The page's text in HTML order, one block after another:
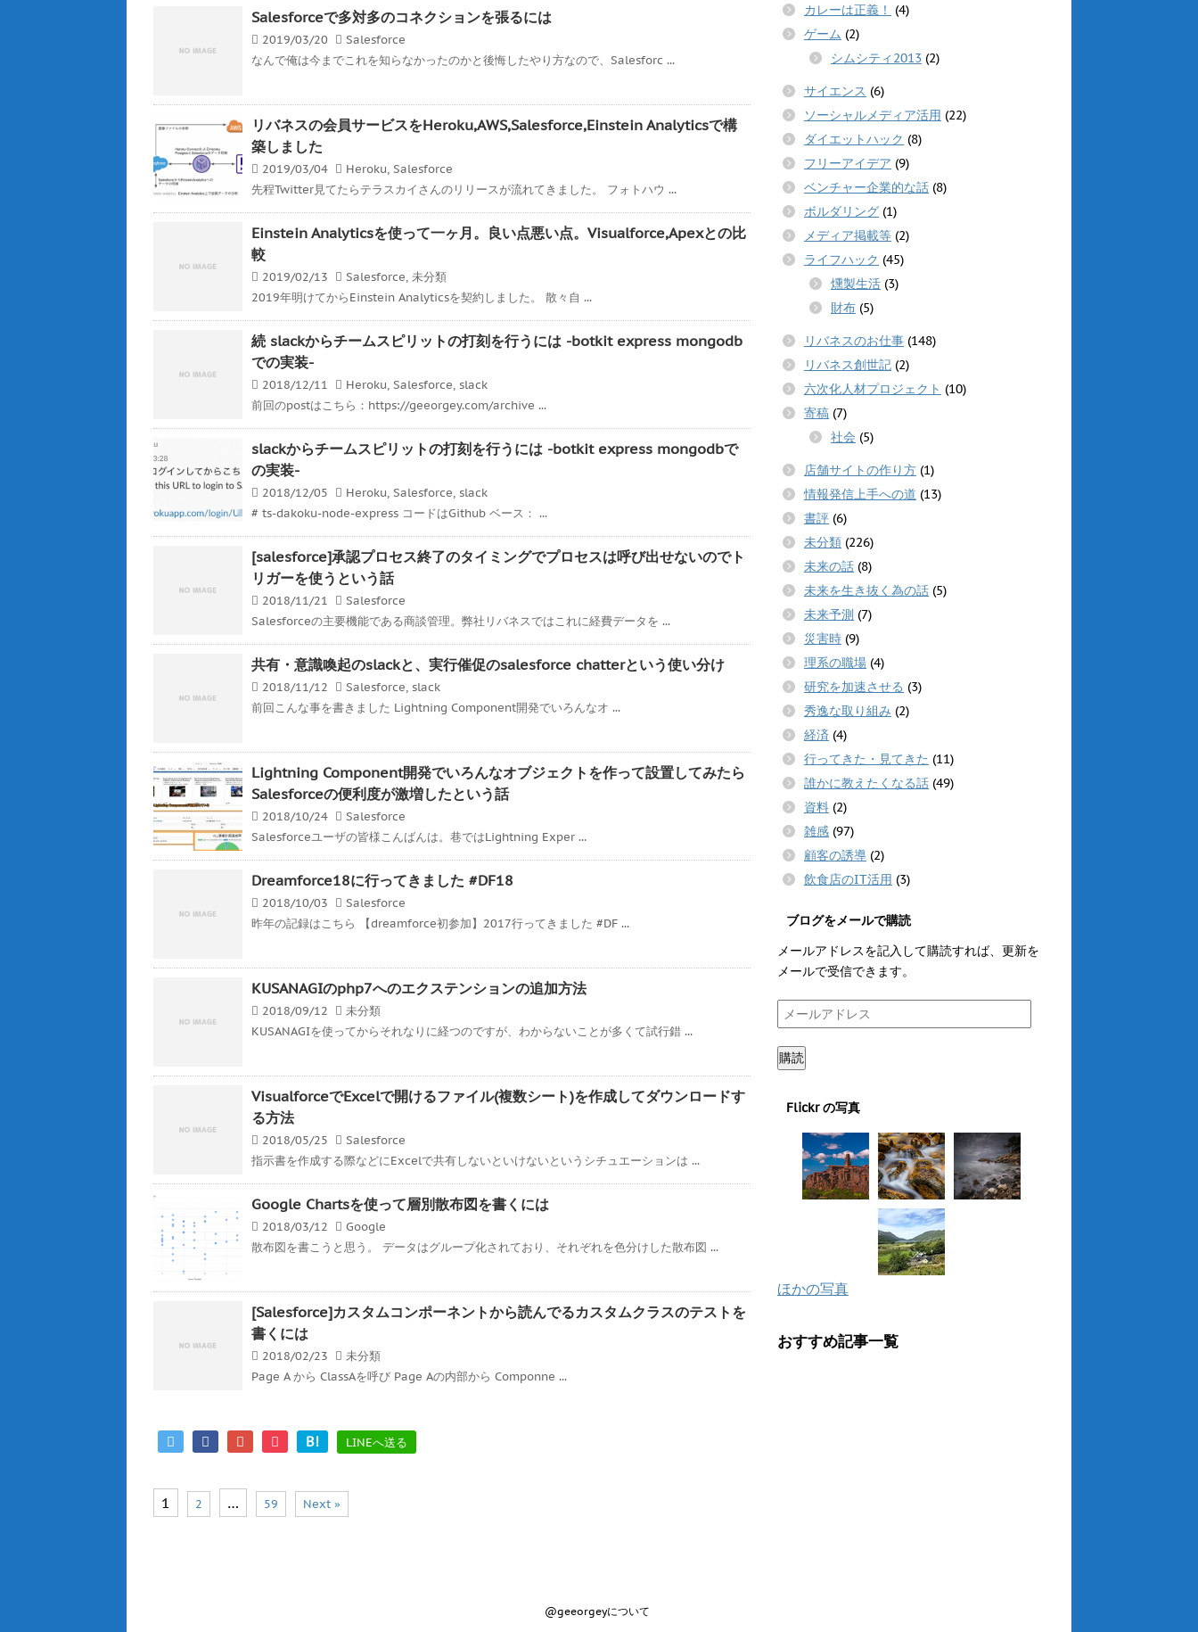
Salesforceで多対多のコネクションを張るには
2019/03/20
Salesforce
なんで俺は今までこれを知らなかったのかと後悔したやり方なので、Salesforc ...
リバネスの会員サービスをHeroku,AWS,Salesforce,Einstein Analyticsで構
築しました
2019/03/04 Heroku, Salesforce
先程Twitter見てたらテラスカイさんのリリースが流れてきました。 フォトハウ ...
Einstein Analyticsを使って一ヶ月。良い点悪い点。Visualforce,Apexとの比
較
2019/02/13 Salesforce, 未分類
2019年明けてからEinstein Analyticsを契約しました。 散々自 ...
続 slackからチームスピリットの打刻を行うには -botkit express mongodb
での実装-
2018/12/11 Heroku, Salesforce, slack
前回のpostはこちら：https://geeorgey.com/archive ...
slackからチームスピリットの打刻を行うには -botkit express mongodbで
の実装-
2018/12/05 Heroku, Salesforce, slack
# ts-dakoku-node-express コードはGithub ベース： ...
[salesforce]承認プロセス終了のタイミングでプロセスは呼び出せないのでト
リガーを使うという話
2018/11/21
Salesforce
Salesforceの主要機能である商談管理。弊社リバネスではこれに経費データを ...
共有・意識喚起のslackと、実行催促のsalesforce chatterという使い分け
2018/11/12 Salesforce, slack
前回こんな事を書きました Lightning Component開発でいろんなオ ...
Lightning Component開発でいろんなオブジェクトを作って設置してみたら
Salesforceの便利度が激増したという話
2018/10/24
Salesforce
Salesforceユーザの皆様こんばんは。巷ではLightning Exper ...
Dreamforce18に行ってきました #DF18
2018/10/03
Salesforce
昨年の記録はこちら 【dreamforce初参加】2017行ってきました #DF ...
KUSANAGIのphp7へのエクステンションの追加方法
2018/09/12
未分類
KUSANAGIを使ってからそれなりに経つのですが、わからないことが多くて試行錯 ...
VisualforceでExcelで開けるファイル(複数シート)を作成してダウンロードす
る方法
2018/05/25
Salesforce
指示書を作成する際などにExcelで共有しないといけないというシチュエーションは ...
Google Chartsを使って層別散布図を書くには
2018/03/12
Google
散布図を書こうと思う。 データはグループ化されており、それぞれを色分けした散布図 ...
[Salesforce]カスタムコンポーネントから読んでるカスタムクラスのテストを
書くには
2018/02/23
未分類
Page A から ClassAを呼び Page Aの内部から Componne ...
B! LINEへ送る
1 2 … 59 Next »
カレーは正義！
(4)
ゲーム (2)
シムシティ2013 (2)
サイエンス (6)
ソーシャルメディア活用 (22)
ダイエットハック (8)
フリーアイデア (9)
ベンチャー企業的な話 (8)
ボルダリング (1)
メディア掲載等 (2)
ライフハック (45)
燻製生活 (3)
財布 (5)
リバネスのお仕事 (148)
リバネス創世記 (2)
六次化人材プロジェクト (10)
寄稿 (7)
社会 (5)
店舗サイトの作り方 (1)
情報発信上手への道 (13)
書評 (6)
未分類 (226)
未来の話 (8)
未来を生き抜く為の話 (5)
未来予測 (7)
災害時 (9)
理系の職場 (4)
研究を加速させる (3)
秀逸な取り組み (2)
経済 (4)
行ってきた・見てきた (11)
誰かに教えたくなる話 (49)
資料 (2)
雑感 (97)
顧客の誘導 (2)
飲食店のIT活用 (3)
ブログをメールで購読
メールアドレスを記入して購読すれば、更新を
メールで受信できます。
メ
ー
ル
ア
レ
購読
Flickr の写真
ほかの写真
おすすめ記事一覧
@geeorgeyについて